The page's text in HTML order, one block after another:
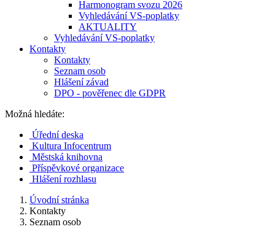
Harmonogram svozu 2026
Vyhledávání VS-poplatky
AKTUALITY
Vyhledávání VS-poplatky
Kontakty
Kontakty
Seznam osob
Hlášení závad
DPO - pověřenec dle GDPR
Možná hledáte:
Úřední deska
Kultura Infocentrum
Městská knihovna
Příspěvkové organizace
Hlášení rozhlasu
Úvodní stránka
Kontakty
Seznam osob